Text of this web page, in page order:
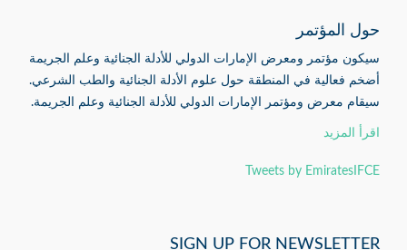
حول المؤتمر
سيكون مؤتمر ومعرض الإمارات الدولي للأدلة الجنائية وعلم الجريمة
أضخم فعالية في المنطقة حول علوم الأدلة الجنائية والطب الشرعي.
سيقام معرض ومؤتمر الإمارات الدولي للأدلة الجنائية وعلم الجريمة.
اقرأ المزيد
Tweets by EmiratesIFCE
SIGN UP FOR NEWSLETTER